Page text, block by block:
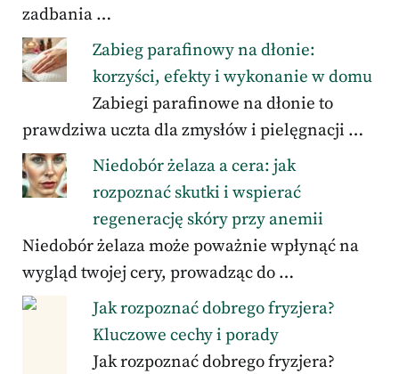
zadbania …
Zabieg parafinowy na dłonie:
korzyści, efekty i wykonanie w domu
Zabiegi parafinowe na dłonie to
prawdziwa uczta dla zmysłów i pielęgnacji …
Niedobór żelaza a cera: jak
rozpoznać skutki i wspierać
regenerację skóry przy anemii
Niedobór żelaza może poważnie wpłynąć na
wygląd twojej cery, prowadząc do …
Jak rozpoznać dobrego fryzjera?
Kluczowe cechy i porady
Jak rozpoznać dobrego fryzjera?